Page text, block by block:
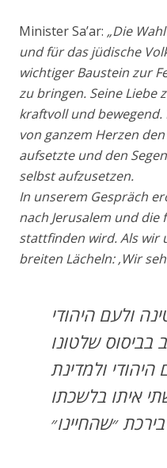
Minister Sa’ar:„Die
und für das jüdische
wichtiger Baustein zur
zu bringen. Seine Liebe
kraftvoll und
von ganzem Herzen
aufsetzte und den
selbst aufzusetzen.
In unserem Gespräch
nach Jerusalem und
stattfinden wird. Als wir
breiten Lächeln: ‚Wir
בביסוס שלטונו
ולמדינת
איתו בלשכתו